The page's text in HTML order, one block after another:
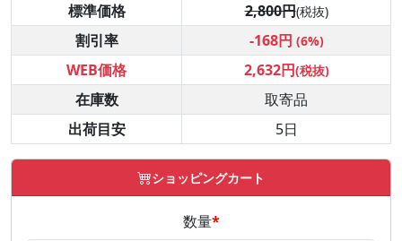
標準価格
2,800円(税抜)
割引率 -168円 (6%)
WEB価格 2,632円(税抜)
在庫数
取寄品
出荷目安
5日
ショッピングカート
数量*